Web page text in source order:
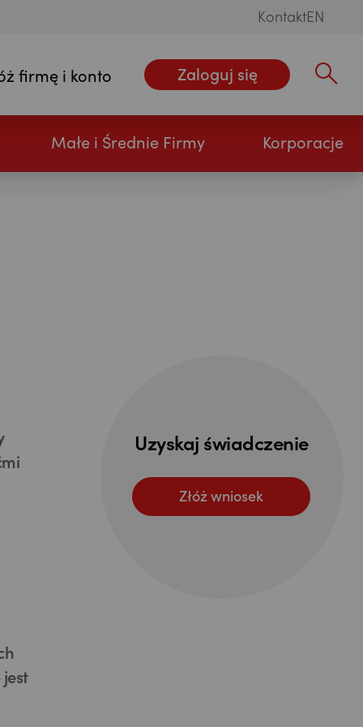
KontaktEN
firmę i konto Zaloguj się Wpisz
Małe i Średnie Firmy Korporacje
jest
Uzyskaj świadczenie
Złóż wniosek